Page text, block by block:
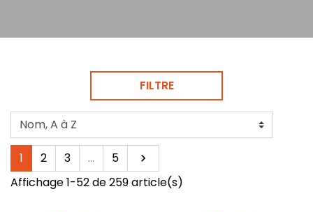
FILTRE
1 2 3 … 5 Suivant

Affichage 1-52 de 259 article(s)